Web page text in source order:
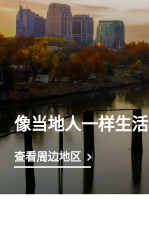
像当地人一样生活
查看周边地区